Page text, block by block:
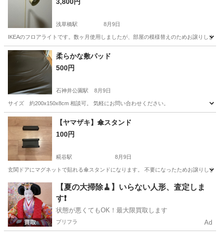
浅草橋駅 8月9日
IKEAのフロアライトです。数ヶ月使用しましたが、部屋の模様替えのためお譲りし
東京 台東区 浅草橋駅 照明器具
柔らかな敷パッド
500円
石神井公園駅 8月9日
サイズ 約200x150x8cm 相談可。 気軽にお問い合わせください。
東京 練馬区 石神井公園駅 寝具
【ヤマザキ】傘スタンド
100円
糀谷駅 8月9日
玄関ドアにマグネットで貼れる傘スタンドになります。 不要になったためお譲りし
東京 大田区 糀谷駅 収納家具 スタンド
【夏の大掃除🧹】いらない人形、査定しま
す❗️
状態が悪くてもOK！最大限買取します
プリフラ Ad